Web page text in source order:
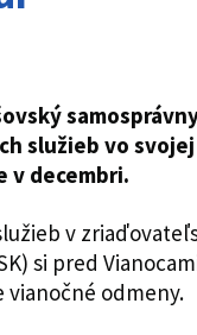
služieb vo
v decembri.
v
si pred
vianočné odmeny.